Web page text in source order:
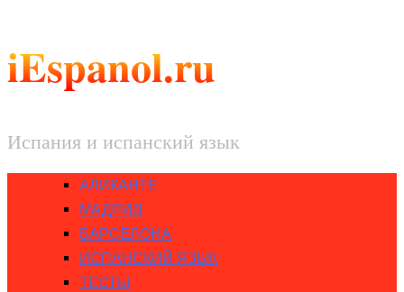
iEspanol.ru
Испания и испанский язык
АЛИКАНТЕ
МАДРИД
БАРСЕЛОНА
ИСПАНСКИЙ ЯЗЫК
ТЕСТЫ